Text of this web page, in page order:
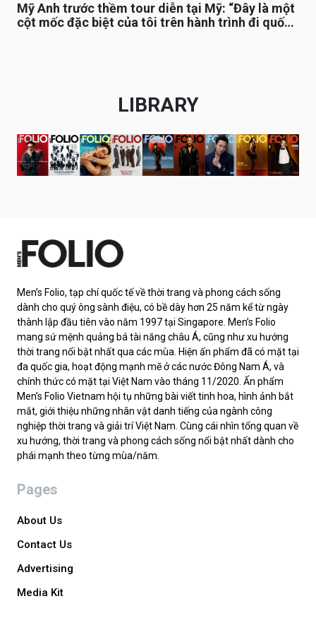
Mỹ Anh trước thềm tour diễn tại Mỹ: “Đây là một
cột mốc đặc biệt của tôi trên hành trình đi quốc
LIBRARY
Men’s Folio, tạp chí quốc tế về thời trang và phong cách sống
dành cho quý ông sành điệu, có bề dày hơn 25 năm kể từ ngày
thành lập đầu tiên vào năm 1997 tại Singapore. Men’s Folio
mang sứ mệnh quảng bá tài năng châu Á, cũng như xu hướng
thời trang nổi bật nhất qua các mùa. Hiện ấn phẩm đã có mặt tại
đa quốc gia, hoạt động mạnh mẽ ở các nước Đông Nam Á, và
chính thức có mặt tại Việt Nam vào tháng 11/2020. Ấn phẩm
Men’s Folio Vietnam hội tụ những bài viết tinh hoa, hình ảnh bắt
mắt, giới thiệu những nhân vật danh tiếng của ngành công
nghiệp thời trang và giải trí Việt Nam. Cùng cái nhìn tổng quan về
xu hướng, thời trang và phong cách sống nổi bật nhất dành cho
phái mạnh theo từng mùa/năm.
Pages
About Us
Contact Us
Advertising
Media Kit